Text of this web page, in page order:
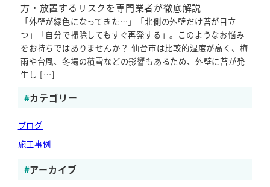
方・放置するリスクを専門業者が徹底解説
「外壁が緑色になってきた…」「北側の外壁だけ苔が目立
つ」「自分で掃除してもすぐ再発する」。このようなお悩み
をお持ちではありませんか？ 仙台市は比較的湿度が高く、梅
雨や台風、冬場の積雪などの影響もあるため、外壁に苔が発
生し […]
カテゴリー
ブログ
施工事例
アーカイブ